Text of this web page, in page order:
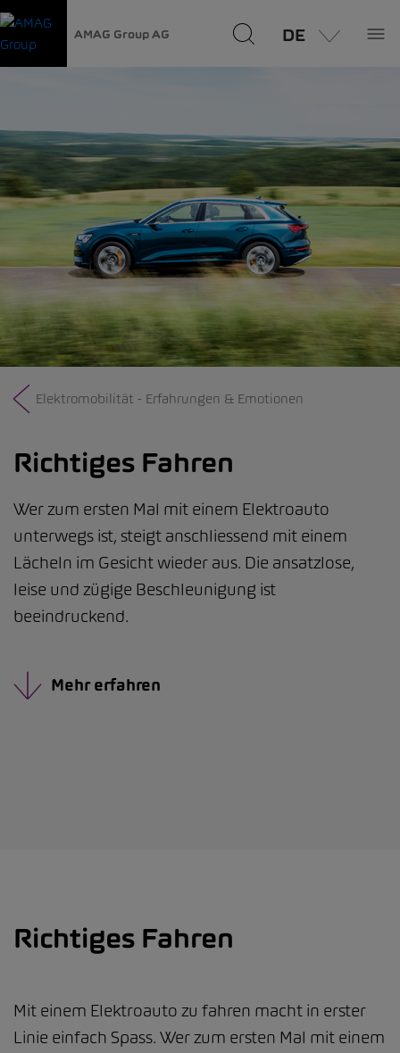
AMAG Group AG DE
Elektromobilität - Erfahrungen & Emotionen
Richtiges Fahren
Wer zum ersten Mal mit einem Elektroauto
unterwegs ist, steigt anschliessend mit einem
Lächeln im Gesicht wieder aus. Die ansatzlose,
leise und zügige Beschleunigung ist
beeindruckend.
Mehr erfahren
Richtiges Fahren
Mit einem Elektroauto zu fahren macht in erster
Linie einfach Spass. Wer zum ersten Mal mit einem